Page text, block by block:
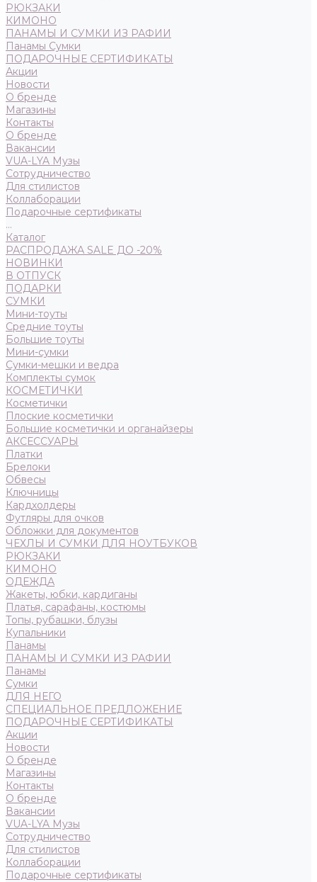
РЮКЗАКИ
КИМОНО
ПАНАМЫ И СУМКИ ИЗ РАФИИ
Панамы Сумки
ПОДАРОЧНЫЕ СЕРТИФИКАТЫ
Акции
Новости
О бренде
Магазины
Контакты
О бренде
Вакансии
VUA-LYA Музы
Сотрудничество
Для стилистов
Коллаборации
Подарочные сертификаты
...
Каталог
РАСПРОДАЖА SALE ДО -20%
НОВИНКИ
В ОТПУСК
ПОДАРКИ
СУМКИ
Мини-тоуты
Средние тоуты
Большие тоуты
Мини-сумки
Сумки-мешки и ведра
Комплекты сумок
КОСМЕТИЧКИ
Косметички
Плоские косметички
Большие косметички и органайзеры
АКСЕССУАРЫ
Платки
Брелоки
Обвесы
Ключницы
Кардхолдеры
Футляры для очков
Обложки для документов
ЧЕХЛЫ И СУМКИ ДЛЯ НОУТБУКОВ
РЮКЗАКИ
КИМОНО
ОДЕЖДА
Жакеты, юбки, кардиганы
Платья, сарафаны, костюмы
Топы, рубашки, блузы
Купальники
Панамы
ПАНАМЫ И СУМКИ ИЗ РАФИИ
Панамы
Сумки
ДЛЯ НЕГО
СПЕЦИАЛЬНОЕ ПРЕДЛОЖЕНИЕ
ПОДАРОЧНЫЕ СЕРТИФИКАТЫ
Акции
Новости
О бренде
Магазины
Контакты
О бренде
Вакансии
VUA-LYA Музы
Сотрудничество
Для стилистов
Коллаборации
Подарочные сертификаты